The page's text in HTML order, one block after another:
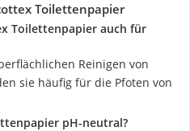
Toilettenpapier
Toilettenpapier auch für
Reinigen von
sie häufig für die Pfoten von
pH-neutral?